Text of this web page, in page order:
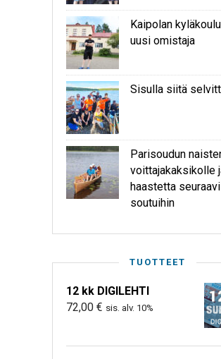
Kaipolan
uusi omistaja
Sisulla siitä
Parisoudun
voittajakaksikolle
haastetta
soutuihin
TUOTTEET
12 kk DIGILEHTI
72,00 € sis. alv. 10%